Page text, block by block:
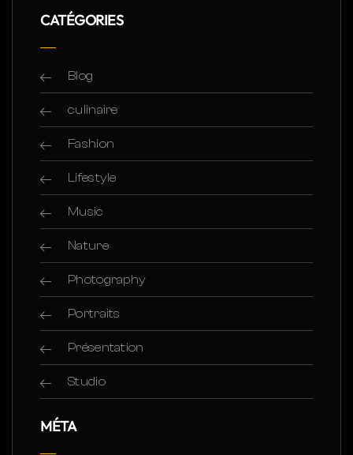
CATÉGORIES
Blog
culinaire
Fashion
Lifestyle
Music
Nature
Photography
Portraits
Présentation
Studio
MÉTA